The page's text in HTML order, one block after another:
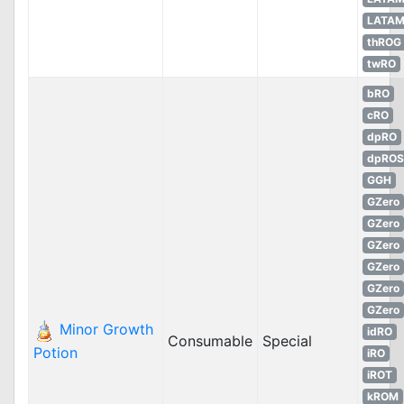
LATAM
thROG
twRO
Minor Growth
Potion
Consumable Special
bRO
cRO
dpRO
dpROS
GGH
GZero
GZero
GZero
GZero
GZero
GZero
idRO
iRO
iROT
kROM